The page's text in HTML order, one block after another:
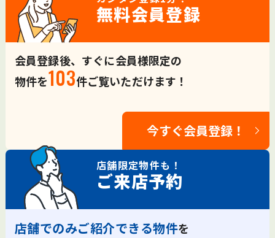
無料会員登録
会員登録後、すぐに会員様限定の
物件を103件ご覧いただけます！
今すぐ会員登録！
店舗限定物件も！
ご来店予約
店舗でのみご紹介できる物件を